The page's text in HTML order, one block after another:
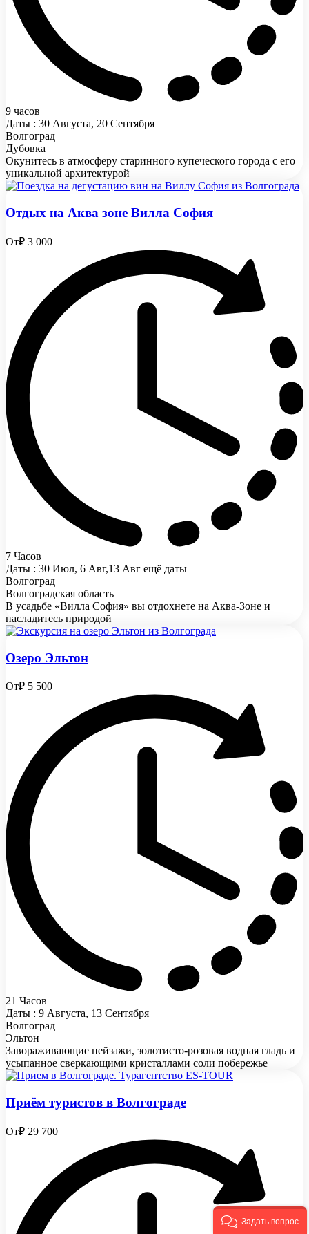
9 часов
Даты : 30 Августа, 20 Сентября
Волгоград
Дубовка
Окунитесь в атмосферу старинного купеческого города с его
уникальной архитектурой
Отдых на Аква зоне Вилла София
От₽ 3 000
7 Часов
Даты : 30 Июл, 6 Авг,13 Авг ещё даты
Волгоград
Волгоградская область
В усадьбе «Вилла София» вы отдохнете на Аква-Зоне и
насладитесь природой
Озеро Эльтон
От₽ 5 500
21 Часов
Даты : 9 Августа, 13 Сентября
Волгоград
Эльтон
Завораживающие пейзажи, золотисто-розовая водная гладь и
усыпанное сверкающими кристаллами соли побережье
Приём туристов в Волгограде
От₽ 29 700
Задать вопрос